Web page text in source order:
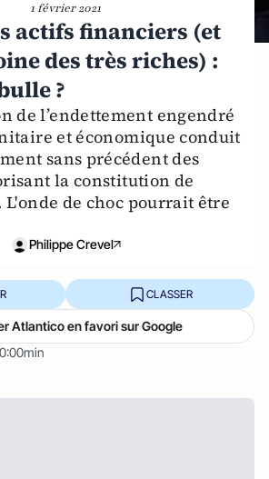
1 février 2021
actifs financiers (et
des très riches) :
?
de l’endettement engendré
et économique conduit
sans précédent des
la constitution de
L'onde de choc pourrait être
Philippe Crevel
0:00min
CLASSER
Atlantico en favori sur Google